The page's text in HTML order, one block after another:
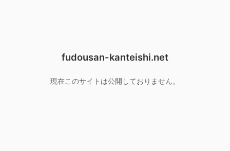
fudousan-kanteishi.net
現在このサイトは公開しておりません。